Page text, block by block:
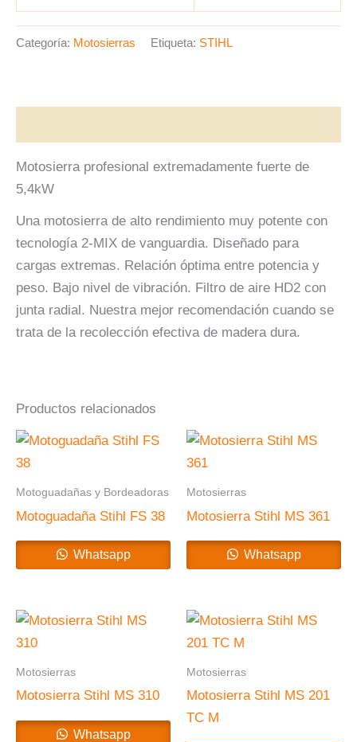
Categoría: Motosierras Etiqueta: STIHL
Motosierra profesional extremadamente fuerte de
5,4kW
Una motosierra de alto rendimiento muy potente con
tecnología 2-MIX de vanguardia. Diseñado para
cargas extremas. Relación óptima entre potencia y
peso. Bajo nivel de vibración. Filtro de aire HD2 con
junta radial. Nuestra mejor recomendación cuando se
trata de la recolección efectiva de madera dura.
Productos relacionados
Motoguadañas y Bordeadoras
Motoguadaña Stihl FS 38
Whatsapp
Motosierras
Motosierra Stihl MS 361
Whatsapp
Motosierras
Motosierra Stihl MS 310
Whatsapp
Motosierras
Motosierra Stihl MS 201
TC M